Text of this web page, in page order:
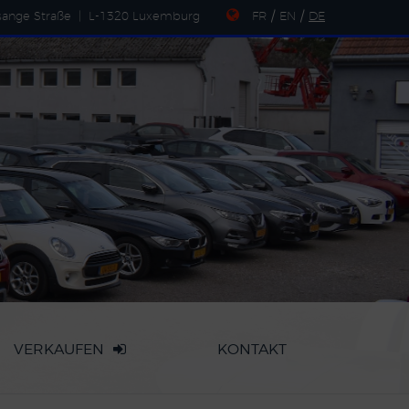
Straße L-1320 Luxemburg FR / EN / DE
VERKAUFEN KONTAKT